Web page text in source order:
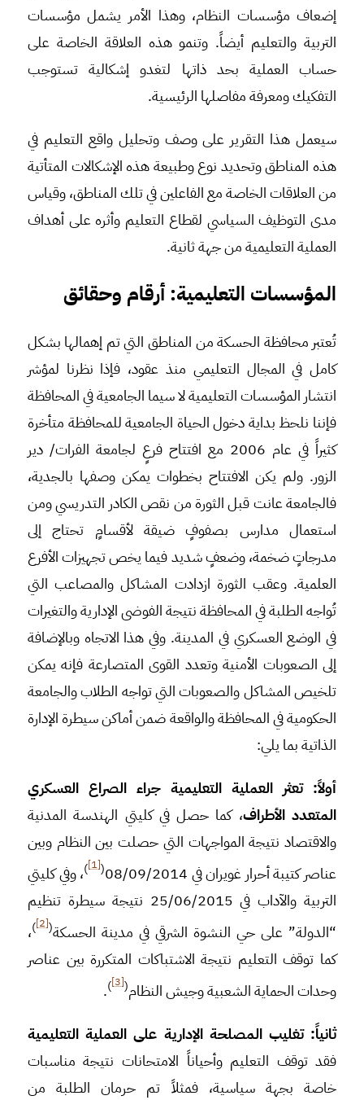
إضعاف مؤسسات النظام، وهذا الأمر يشمل مؤسسات
التربية والتعليم أيضاً. وتنمو هذه العلاقة الخاصة على
حساب العملية بحد ذاتها لتغدو إشكالية تستوجب
التفكيك ومعرفة مفاصلها الرئيسية.
سيعمل هذا التقرير على وصف وتحليل واقع التعليم في
هذه المناطق وتحديد نوع وطبيعة هذه الإشكالات المتأتية
من العلاقات الخاصة مع الفاعلين في تلك المناطق، وقياس
مدى التوظيف السياسي لقطاع التعليم وأثره على أهداف
العملية التعليمية من جهة ثانية.
المؤسسات التعليمية: أرقام وحقائق
تُعتبر محافظة الحسكة من المناطق التي تم إهمالها بشكل
كامل في المجال التعليمي منذ عقود، فإذا نظرنا لمؤشر
انتشار المؤسسات التعليمية لا سيما الجامعية في المحافظة
فإننا نلحظ بداية دخول الحياة الجامعية للمحافظة متأخرة
كثيراً في عام 2006 مع افتتاح فرعٍ لجامعة الفرات/ دير
الزور. ولم يكن الافتتاح بخطوات يمكن وصفها بالجدية،
فالجامعة عانت قبل الثورة من نقص الكادر التدريسي ومن
استعمال مدارس بصفوفٍ ضيقة لأقسامٍ تحتاج إلى
مدرجاتٍ ضخمة، وضعفٍ شديد فيما يخص تجهيزات الأفرع
العلمية. وعقب الثورة ازدادت المشاكل والمصاعب التي
تُواجه الطلبة في المحافظة نتيجة الفوضى الإدارية والتغيرات
في الوضع العسكري في المدينة. وفي هذا الاتجاه وبالإضافة
إلى الصعوبات الأمنية وتعدد القوى المتصارعة فإنه يمكن
تلخيص المشاكل والصعوبات التي تواجه الطلاب والجامعة
الحكومية في المحافظة والواقعة ضمن أماكن سيطرة الإدارة
الذاتية بما يلي:
أولاً: تعثر العملية التعليمية جراء الصراع العسكري
المتعدد الأطراف، كما حصل في كليتي الهندسة المدنية
والاقتصاد نتيجة المواجهات التي حصلت بين النظام وبين
عناصر كتيبة أحرار غويران في 08/09/2014
(
[1]
)، وفي كليتي
التربية والآداب في 25/06/2015 نتيجة سيطرة تنظيم
“الدولة” على حي النشوة الشرقي في مدينة الحسكة(
[2]
)،
كما توقف التعليم نتيجة الاشتباكات المتكررة بين عناصر
وحدات الحماية الشعبية وجيش النظام(
[3]
)
.
ثانياً: تغليب المصلحة الإدارية على العملية التعليمية
فقد توقف التعليم وأحياناً الامتحانات نتيجة مناسبات
خاصة بجهة سياسية، فمثلاً تم حرمان الطلبة من